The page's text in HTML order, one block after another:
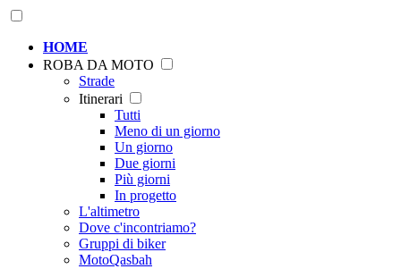
HOME
ROBA DA MOTO
Strade
Itinerari
Tutti
Meno di un giorno
Un giorno
Due giorni
Più giorni
In progetto
L'altimetro
Dove c'incontriamo?
Gruppi di biker
MotoQasbah